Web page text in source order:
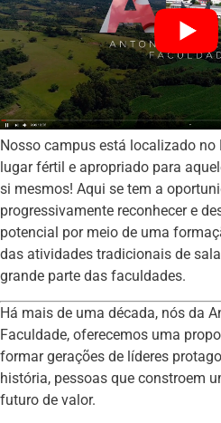
Nosso campus está localizado no
lugar fértil e apropriado para
si mesmos! Aqui se tem a
progressivamente reconhecer e
potencial por meio de uma
das atividades tradicionais de
grande parte das faculdades.
Há mais de uma década, nós da
Faculdade, oferecemos uma
formar gerações de líderes
história, pessoas que constroem
futuro de valor.